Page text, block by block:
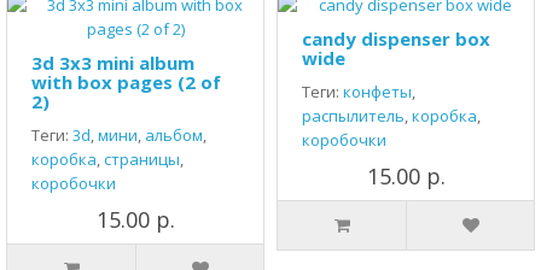
3d 3x3 mini album
with box pages (2 of
2)
Теги: 3d,мини, альбом,
коробка,страницы,
коробочки
15.00 р.
candy dispenser box
wide
Теги: конфеты,
распылитель,коробка,
коробочки
15.00 р.